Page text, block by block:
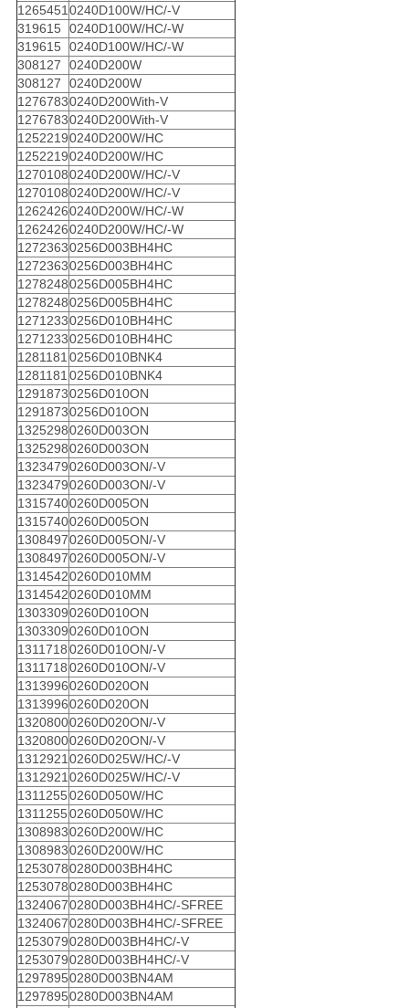
1265451 0240D100W/HC/-V
319615
0240D100W/HC/-W
319615
0240D100W/HC/-W
308127
0240D200W
308127
0240D200W
12767830240D200With-V
12767830240D200With-V
12522190240D200W/HC
12522190240D200W/HC
12701080240D200W/HC/-V
12701080240D200W/HC/-V
12624260240D200W/HC/-W
12624260240D200W/HC/-W
12723630256D003BH4HC
12723630256D003BH4HC
12782480256D005BH4HC
12782480256D005BH4HC
12712330256D010BH4HC
12712330256D010BH4HC
1281181 0256D010BNK4
1281181 0256D010BNK4
12918730256D010ON
12918730256D010ON
13252980260D003ON
13252980260D003ON
13234790260D003ON/-V
13234790260D003ON/-V
13157400260D005ON
13157400260D005ON
13084970260D005ON/-V
13084970260D005ON/-V
13145420260D010MM
13145420260D010MM
13033090260D010ON
13033090260D010ON
13117180260D010ON/-V
13117180260D010ON/-V
13139960260D020ON
13139960260D020ON
13208000260D020ON/-V
13208000260D020ON/-V
1312921 0260D025W/HC/-V
1312921 0260D025W/HC/-V
13112550260D050W/HC
13112550260D050W/HC
13089830260D200W/HC
13089830260D200W/HC
12530780280D003BH4HC
12530780280D003BH4HC
13240670280D003BH4HC/-SFREE
13240670280D003BH4HC/-SFREE
12530790280D003BH4HC/-V
12530790280D003BH4HC/-V
12978950280D003BN4AM
12978950280D003BN4AM